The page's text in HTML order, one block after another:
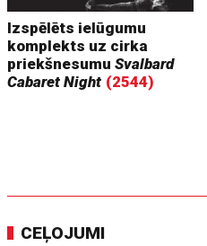
Izspēlēts ielūgumu
komplekts uz cirka
priekšnesumuSvalbard
Cabaret Night (2544)
CEĻOJUMI